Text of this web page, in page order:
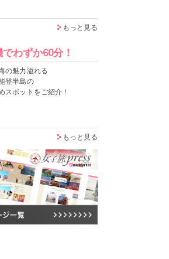
もっと見る
わずか60分！
の魅力溢れる
登半島の
スポットをご紹介！
もっと見る